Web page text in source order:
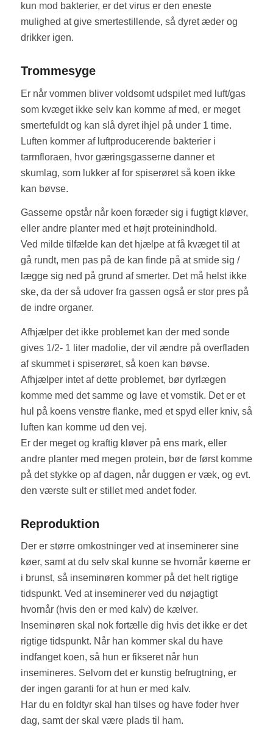
kun mod bakterier, er det virus er den eneste
mulighed at give smertestillende, så dyret æder og
drikker igen.
Trommesyge
Er når vommen bliver voldsomt udspilet med luft/gas
som kvæget ikke selv kan komme af med, er meget
smertefuldt og kan slå dyret ihjel på under 1 time.
Luften kommer af luftproducerende bakterier i
tarmfloraen, hvor gæringsgasserne danner et
skumlag, som lukker af for spiserøret så koen ikke
kan bøvse.
Gasserne opstår når koen foræder sig i fugtigt kløver,
eller andre planter med et højt proteinindhold.
Ved milde tilfælde kan det hjælpe at få kvæget til at
gå rundt, men pas på de kan finde på at smide sig /
lægge sig ned på grund af smerter. Det må helst ikke
ske, da der så udover fra gassen også er stor pres på
de indre organer.
Afhjælper det ikke problemet kan der med sonde
gives 1/2- 1 liter madolie, der vil ændre på overfladen
af skummet i spiserøret, så koen kan bøvse.
Afhjælper intet af dette problemet, bør dyrlægen
komme med det samme og lave et vomstik. Det er et
hul på koens venstre flanke, med et spyd eller kniv, så
luften kan komme ud den vej.
Er der meget og kraftig kløver på ens mark, eller
andre planter med megen protein, bør de først komme
på det stykke op af dagen, når duggen er væk, og evt.
den værste sult er stillet med andet foder.
Reproduktion
Der er større omkostninger ved at inseminerer sine
køer, samt at du selv skal kunne se hvornår køerne er
i brunst, så inseminøren kommer på det helt rigtige
tidspunkt. Ved at inseminerer ved du nøjagtigt
hvornår (hvis den er med kalv) de kælver.
Inseminøren skal nok fortælle dig hvis det ikke er det
rigtige tidspunkt. Når han kommer skal du have
indfanget koen, så hun er fikseret når hun
insemineres. Selvom det er kunstig befrugtning, er
der ingen garanti for at hun er med kalv.
Har du en foldtyr skal han tilses og have foder hver
dag, samt der skal være plads til ham.